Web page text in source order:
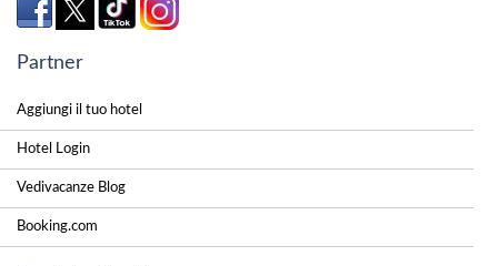
Partner
Aggiungi il tuo hotel
Hotel Login
Vedivacanze Blog
Booking.com